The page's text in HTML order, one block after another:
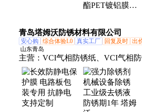
酯PET镀铝膜
度高 韧性好
青岛塔姆沃防锈材料有限公司
安心购 综合体验L0 真实工厂 回复及时 出
山东青岛
主营： VCI气相防锈纸、VCI气相
锈粉末、防锈热收缩膜、防锈热收
收缩膜、vci防锈膜填充母料、防
膜气相防锈纸、VCI气相防锈母粒
袋、VCI气相防锈盒、VCI气相防